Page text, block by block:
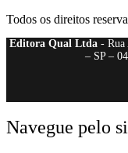
Todos os direitos
Editora Qual Ltda- Rua
– SP –
Navegue pelo